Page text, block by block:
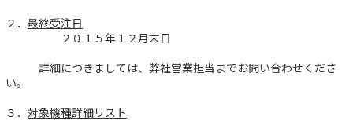
２． 最終受注日
２０１５年１２月末日
詳細につきましては、弊社営業担当までお問い合わせくださ
い。
３． 対象機種詳細リスト